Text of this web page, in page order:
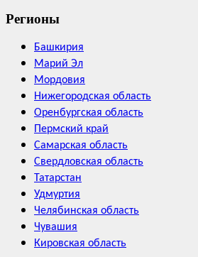
Регионы
Башкирия
Марий Эл
Мордовия
Нижегородская область
Оренбургская область
Пермский край
Самарская область
Свердловская область
Татарстан
Удмуртия
Челябинская область
Чувашия
Кировская область